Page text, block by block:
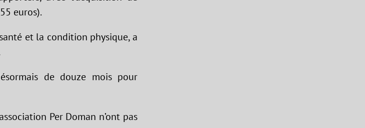
euros).
et la condition physique, a
de douze mois pour
Per Doman n’ont pas